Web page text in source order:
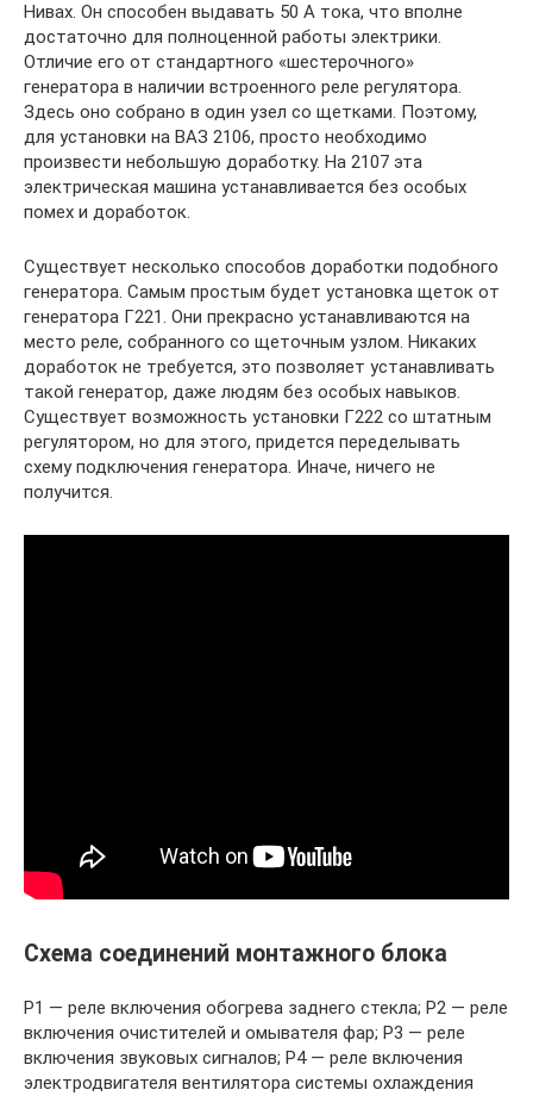
Нивах. Он способен выдавать 50 А тока, что вполне
достаточно для полноценной работы электрики.
Отличие его от стандартного «шестерочного»
генератора в наличии встроенного реле регулятора.
Здесь оно собрано в один узел со щетками. Поэтому,
для установки на ВАЗ 2106, просто необходимо
произвести небольшую доработку. На 2107 эта
электрическая машина устанавливается без особых
помех и доработок.
Существует несколько способов доработки подобного
генератора. Самым простым будет установка щеток от
генератора Г221. Они прекрасно устанавливаются на
место реле, собранного со щеточным узлом. Никаких
доработок не требуется, это позволяет устанавливать
такой генератор, даже людям без особых навыков.
Существует возможность установки Г222 со штатным
регулятором, но для этого, придется переделывать
схему подключения генератора. Иначе, ничего не
получится.
Схема соединений монтажного блока
Р1 — реле включения обогрева заднего стекла; Р2 — реле
включения очистителей и омывателя фар; Р3 — реле
включения звуковых сигналов; Р4 — реле включения
электродвигателя вентилятора системы охлаждения